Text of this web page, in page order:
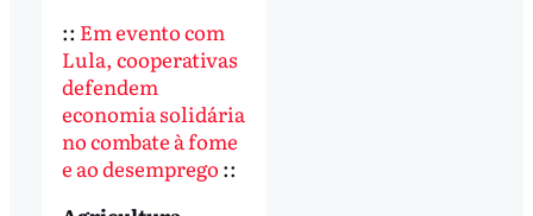
:: Em evento com
Lula, cooperativas
defendem
economia solidária
no combate à fome
e ao desemprego ::